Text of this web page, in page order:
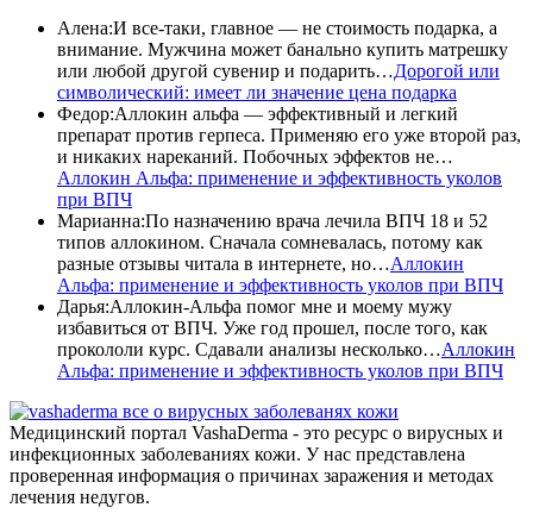
Алена:И все-таки, главное — не стоимость подарка, а
внимание. Мужчина может банально купить матрешку
или любой другой сувенир и подарить…Дорогой или
символический: имеет ли значение цена подарка
Федор:Аллокин альфа — эффективный и легкий
препарат против герпеса. Применяю его уже второй раз,
и никаких нареканий. Побочных эффектов не…
Аллокин Альфа: применение и эффективность уколов
при ВПЧ
Марианна:По назначению врача лечила ВПЧ 18 и 52
типов аллокином. Сначала сомневалась, потому как
разные отзывы читала в интернете, но…Аллокин
Альфа: применение и эффективность уколов при ВПЧ
Дарья:Аллокин-Альфа помог мне и моему мужу
избавиться от ВПЧ. Уже год прошел, после того, как
прокололи курс. Сдавали анализы несколько…Аллокин
Альфа: применение и эффективность уколов при ВПЧ
все о вирусных заболеванях кожи
Медицинский портал VashaDerma - это ресурс о вирусных и
инфекционных заболеваниях кожи. У нас представлена
проверенная информация о причинах заражения и методах
лечения недугов.